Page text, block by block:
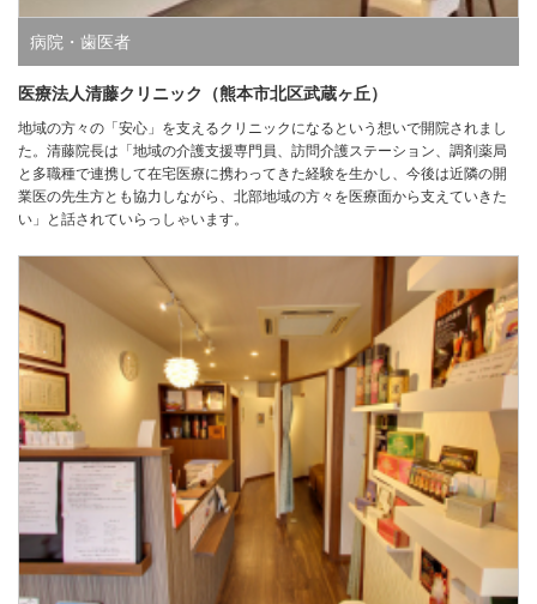
病院・歯医者
医療法人清藤クリニック（熊本市北区武蔵ヶ丘）
地域の方々の「安心」を支えるクリニックになるという想いで開院されまし
た。清藤院長は「地域の介護支援専門員、訪問介護ステーション、調剤薬局
と多職種で連携して在宅医療に携わってきた経験を生かし、今後は近隣の開
業医の先生方とも協力しながら、北部地域の方々を医療面から支えていきた
い」と話されていらっしゃいます。